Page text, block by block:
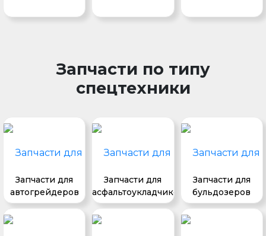
Запчасти по типу
спецтехники
Запчасти для
автогрейдеров
Запчасти для
асфальтоукладчиков
Запчасти для
бульдозеров